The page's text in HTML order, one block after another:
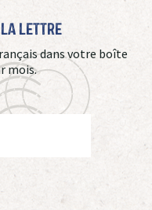
Lettre
dans votre boîte
mois.